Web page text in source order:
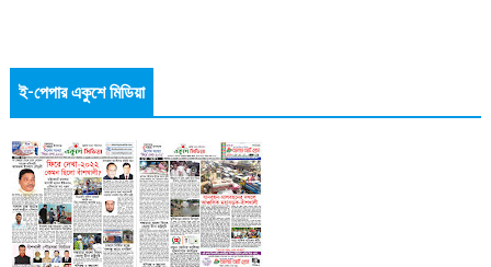
ই-পেপার একুশে মিডিয়া